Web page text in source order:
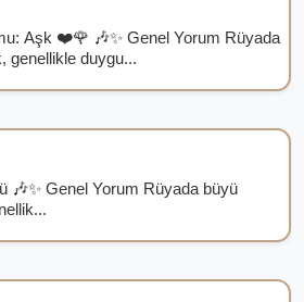
Aşk ❤️🌹 🎶✨ Genel Yorum Rüyada
genellikle duygu...
🎶✨ Genel Yorum Rüyada büyü